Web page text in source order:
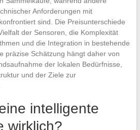
Anforderungen mit
sind. Die Preisunterschiede
der Sensoren, die Komplexität
und die Integration in bestehende
präzise Schätzung hängt daher von
der lokalen Bedürfnisse,
und der Ziele zur
intelligente
wirklich?